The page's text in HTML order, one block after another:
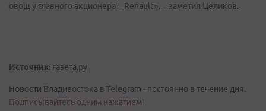
овощ у главного акционера – Renault», – заметил Целиков.
Источник: газета.ру
Новости Владивостока в Telegram - постоянно в течение дня.
Подписывайтесь одним нажатием!